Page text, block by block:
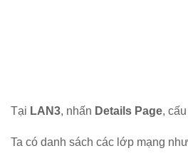
Tại LAN3, nhấn Details Page,
Ta có danh sách các lớp mạng